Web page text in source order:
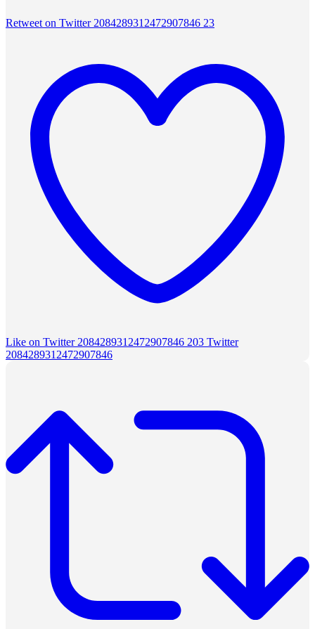
Retweet on Twitter 2084289312472907846 23
Like on Twitter 2084289312472907846 203 Twitter
2084289312472907846